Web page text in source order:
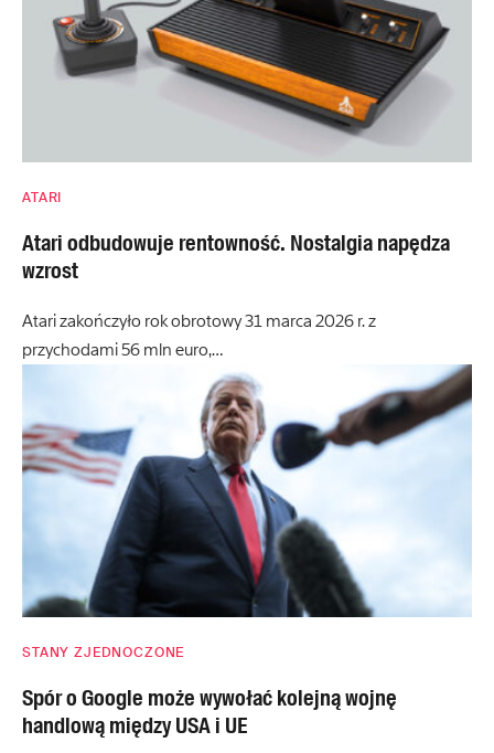
ATARI
Atari odbudowuje rentowność. Nostalgia napędza
wzrost
Atari zakończyło rok obrotowy 31 marca 2026 r. z
przychodami 56 mln euro,…
STANY ZJEDNOCZONE
Spór o Google może wywołać kolejną wojnę
handlową między USA i UE